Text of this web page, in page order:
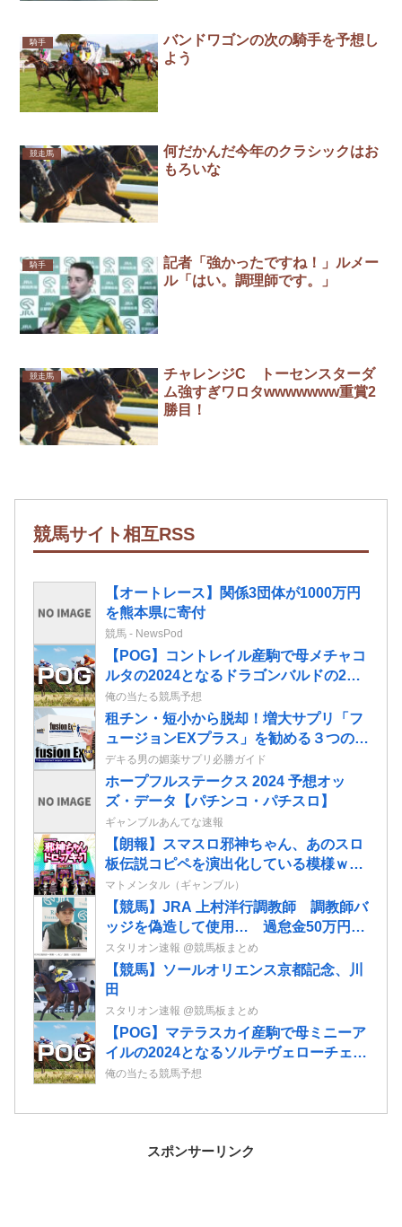
騎手
バンドワゴンの次の騎手を予想し
よう
競走馬
何だかんだ今年のクラシックはお
もろいな
騎手
記者「強かったですね！」ルメー
ル「はい。調理師です。」
競走馬
チャレンジC トーセンスターダ
ム強すぎワロタwwwwwww重賞2
勝目！
競馬サイト相互RSS
【オートレース】関係3団体が1000万円
を熊本県に寄付
競馬 - NewsPod
【POG】コントレイル産駒で母メチャコ
ルタの2024となるドラゴンバルドの2歳
情報
俺の当たる競馬予想
租チン・短小から脱却！増大サプリ‎「フ
ュージョンEXプラス」を勧める３つのポ
イント
デキる男の媚薬サプリ必勝ガイド
ホープフルステークス 2024 予想オッ
ズ・データ【パチンコ・パチスロ】
ギャンブルあんてな速報
【朗報】スマスロ邪神ちゃん、あのスロ
板伝説コピペを演出化している模様ｗｗ
ｗｗｗｗ
マトメンタル（ギャンブル）
【競馬】JRA 上村洋行調教師 調教師バ
ッジを偽造して使用… 過怠金50万円の
処分 業者に依頼して偽造品を作成
スタリオン速報 @競馬板まとめ
【競馬】ソールオリエンス京都記念、川
田
スタリオン速報 @競馬板まとめ
【POG】マテラスカイ産駒で母ミニーア
イルの2024となるソルテヴェローチェの
2歳情報
俺の当たる競馬予想
スポンサーリンク